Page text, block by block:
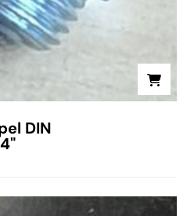
DIN